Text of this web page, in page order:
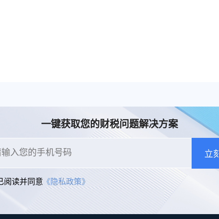
一键获取您的财税问题解决方案
立
阅读并同意《隐私政策》